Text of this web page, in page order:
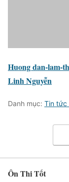
Huong dan-lam-
Linh Nguyễn
Danh mục: Tin tức
Ôn Thi Tốt